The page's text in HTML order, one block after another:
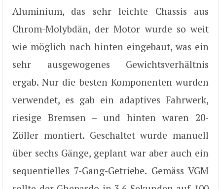
Aluminium, das sehr leichte Chassis aus
Chrom-Molybdän, der Motor wurde so weit
wie möglich nach hinten eingebaut, was ein
sehr ausgewogenes Gewichtsverhältnis
ergab. Nur die besten Komponenten wurden
verwendet, es gab ein adaptives Fahrwerk,
riesige Bremsen – und hinten waren 20-
Zöller montiert. Geschaltet wurde manuell
über sechs Gänge, geplant war aber auch ein
sequentielles 7-Gang-Getriebe. Gemäss VGM